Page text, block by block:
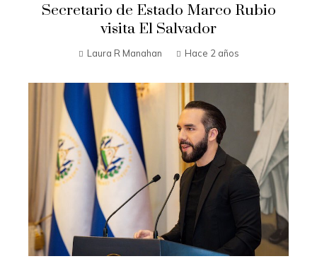
Secretario de Estado Marco Rubio
visita El Salvador
Laura R Manahan Hace 2 años